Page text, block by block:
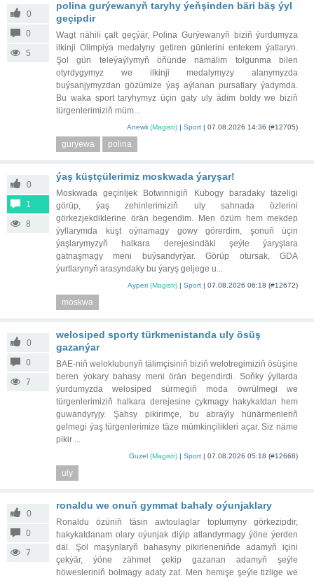
0
0
5
polina gurýewanyň taryhy ýeňşinden bäri bäş ýyl
geçipdir
Wagt nähili çalt geçýär, Polina Gurýewanyň biziň ýurdumyza
ilkinji Olimpiýa medalyny getiren günlerini entekem ýatlaryn.
Şol gün teleýaýlymyň öňünde nämälim tolgunma bilen
otyrdygymyz we ilkinji medalymyzy alanymyzda
buýsanjymyzdan gözümize ýaş aýlanan pursatlary ýadymda.
Bu waka sport taryhymyz üçin gaty uly ädim boldy we biziň
türgenlerimiziň müm...
Anewli (Magistr) |Sport | 07.08.2026 14:36 (#12705)
guryewa polina
0
1
8
ýaş küştçülerimiz moskwada ýaryşar!
Moskwada geçiriljek Botwinnigiň Kubogy baradaky täzeligi
görüp, ýaş zehinlerimiziň uly sahnada özlerini
görkezjekdiklerine örän begendim. Men özüm hem mekdep
ýyllarymda küşt oýnamagy gowy görerdim, şonuň üçin
ýaşlarymyzyň halkara derejesindäki şeýle ýaryşlara
gatnaşmagy meni buýsandyrýar. Görüp otursak, GDA
ýurtlarynyň arasyndaky bu ýaryş geljege u...
Ayperi (Magistr) |Sport | 07.08.2026 06:18 (#12672)
moskwa
0
0
7
welosiped sporty türkmenistanda uly ösüş
gazanýar
BAE-niň weloklubunyň tälimçisiniň biziň welotregimiziň ösüşine
beren ýokary bahasy meni örän begendirdi. Soňky ýyllarda
ýurdumyzda welosiped sürmegiň moda öwrülmegi we
türgenlerimiziň halkara derejesine çykmagy hakykatdan hem
guwandyryjy. Şahsy pikirimçe, bu abraýly hünärmenleriň
gelmegi ýaş türgenlerimize täze mümkinçilikleri açar. Siz näme
pikir ...
Guzel (Magistr) |Sport | 07.08.2026 05:18 (#12668)
uly
0
0
7
ronaldu we onuň gymmat bahaly oýunjaklary
Ronaldu özüniň täsin awtoulaglar toplumyny görkezipdir,
hakykatdanam olary oýunjak diýip atlandyrmagy ýöne ýerden
däl. Şol maşynlaryň bahasyny pikirleneniňde adamyň içini
çekýär, ýöne zähmet çekip gazanan adamyň şeýle
höwesleriniň bolmagy adaty zat. Men hemişe şeýle tizlige we